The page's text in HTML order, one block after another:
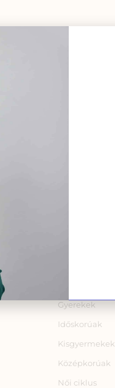
Gyerekek
Időskorúak
Kisgyermekek
Középkorúak
Női ciklus